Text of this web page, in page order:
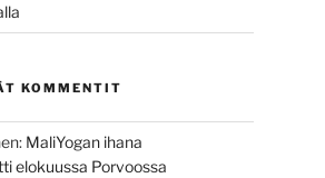
KOMMENTIT
: MaliYogan ihana
elokuussa Porvoossa